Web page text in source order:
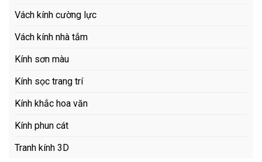
Vách kính cường lực
Vách kính nhà tắm
Kính sơn màu
Kính sọc trang trí
Kính khắc hoa văn
Kính phun cát
Tranh kính 3D